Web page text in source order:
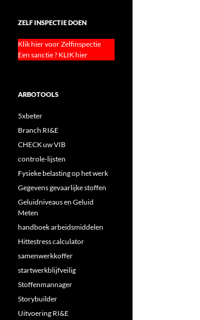
ZELF INSPECTIE DOEN
Klik hier voor Zelfinspectie
Een sanctie ? KLIK hier
ARBOTOOLS
5xbeter
Branch RI&E
CHECK uw VIB
controle-lijsten
Fysieke belasting op het werk
Gegevens gevaarlijke stoffen
Geluidniveaus en Geluid
Meten
handboek arbeidsmiddelen
Hittestress calculator
samenwerkkoffer
startwerkblijfveilig
Stoffenmannager
Storybuilder
Uitvoering RI&E